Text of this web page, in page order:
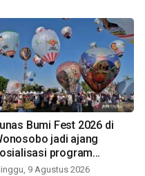
Bumi Fest 2026 di
jadi ajang
program
lewat balon
9 Agustus 2026